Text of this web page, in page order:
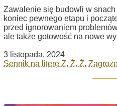
Zawalenie się budowli w snach
koniec pewnego etapu i
przed ignorowaniem
ale także gotowość na nowe
3 listopada, 2024
Sennik na literę Z, Ź, Ż,